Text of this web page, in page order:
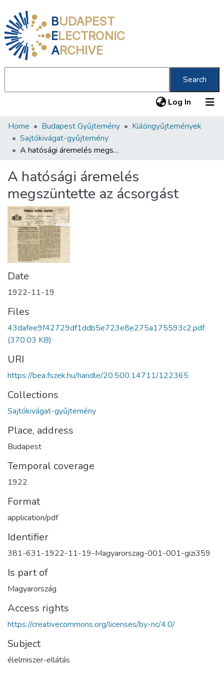
BUDAPEST
ELECTRONIC
ARCHIVE
Search
Log In (current)
Communities & Collections
All of DSpace
Home Budapest Gyűjtemény
Különgyűjtemények
Sajtókivágat-gyűjtemény
A hatósági áremelés megszüntette az ácsorgást
A hatósági áremelés
megszüntette az ácsorgást
Date
1922-11-19
Files
43dafee9f42729df1ddb5e723e8e275a175593c2.pdf
(370.03 KB)
URI
https://bea.fszek.hu/handle/20.500.14711/122365
Collections
Sajtókivágat-gyűjtemény
Place, address
Budapest
Temporal coverage
1922
Format
application/pdf
Identifier
381-631-1922-11-19-Magyarorszag-001-001-gizi359
Is part of
Magyarország
Access rights
https://creativecommons.org/licenses/by-nc/4.0/
Subject
élelmiszer-ellátás